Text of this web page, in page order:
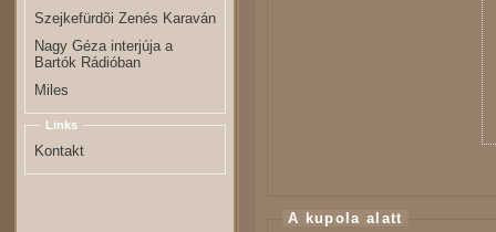
A kupola alatt
Szejkefürdõi Zenés Karaván
Nagy Géza interjúja a
Bartók Rádióban
Miles
Links
Kontakt